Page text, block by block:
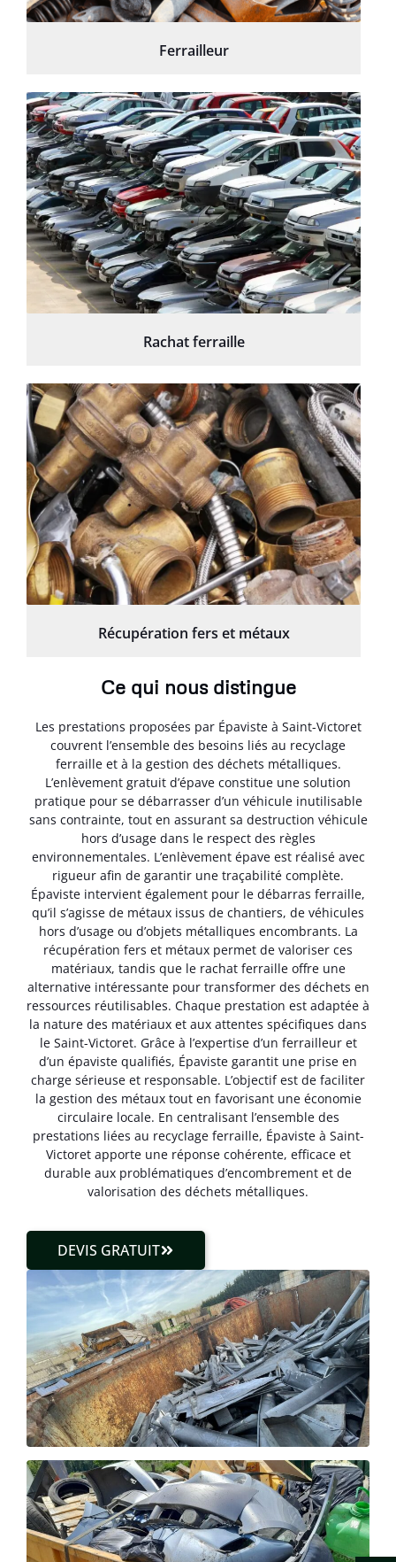
Ferrailleur
Rachat ferraille
Récupération fers et métaux
Ce qui nous distingue
Les prestations proposées par Épaviste à Saint-Victoret
couvrent l’ensemble des besoins liés au recyclage
ferraille et à la gestion des déchets métalliques.
L’enlèvement gratuit d’épave constitue une solution
pratique pour se débarrasser d’un véhicule inutilisable
sans contrainte, tout en assurant sa destruction véhicule
hors d’usage dans le respect des règles
environnementales. L’enlèvement épave est réalisé avec
rigueur afin de garantir une traçabilité complète.
Épaviste intervient également pour le débarras ferraille,
qu’il s’agisse de métaux issus de chantiers, de véhicules
hors d’usage ou d’objets métalliques encombrants. La
récupération fers et métaux permet de valoriser ces
matériaux, tandis que le rachat ferraille offre une
alternative intéressante pour transformer des déchets en
ressources réutilisables. Chaque prestation est adaptée à
la nature des matériaux et aux attentes spécifiques dans
le Saint-Victoret. Grâce à l’expertise d’un ferrailleur et
d’un épaviste qualifiés, Épaviste garantit une prise en
charge sérieuse et responsable. L’objectif est de faciliter
la gestion des métaux tout en favorisant une économie
circulaire locale. En centralisant l’ensemble des
prestations liées au recyclage ferraille, Épaviste à Saint-
Victoret apporte une réponse cohérente, efficace et
durable aux problématiques d’encombrement et de
valorisation des déchets métalliques.
DEVIS GRATUIT